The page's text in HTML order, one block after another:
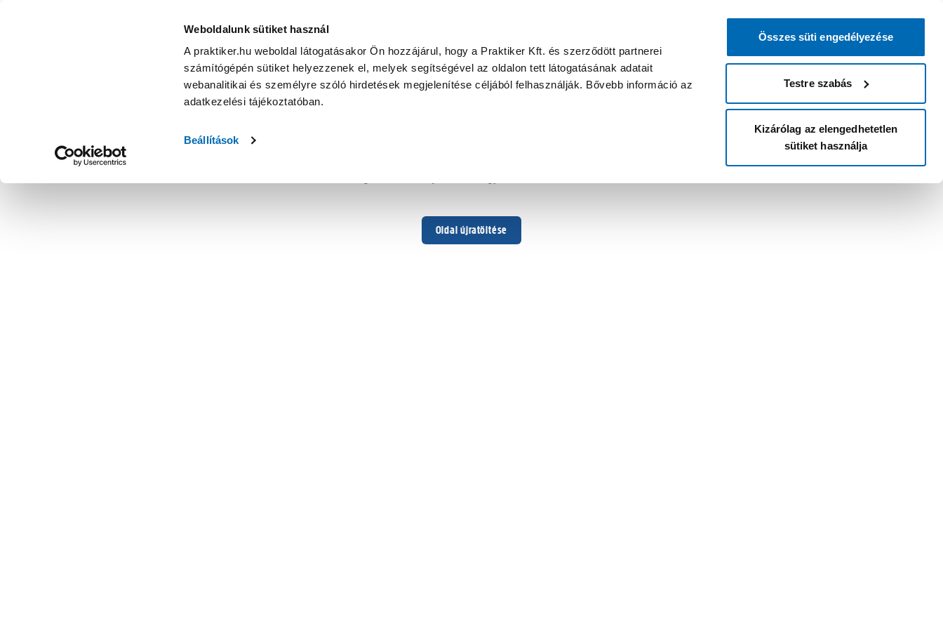
Weboldalunk sütiket használ
A praktiker.hu weboldal látogatásakor Ön hozzájárul, hogy a Praktiker Kft. és szerződött partnerei
számítógépén sütiket helyezzenek el, melyek segítségével az oldalon tett látogatásának adatait
webanalitikai és személyre szóló hirdetések megjelenítése céljából felhasználják. Bővebb információ az
adatkezelési tájékoztatóban.
Beállítások
Összes süti engedélyezése
Testre szabás
Kizárólag az elengedhetetlen
sütiket használja
Oldal újratöltése